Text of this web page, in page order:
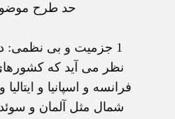
حد طرح
1 جزميت و بی نظمی:
نظر می آيد که
فرانسه و اسپانيا و
شمال مثل آلمان و سوئد